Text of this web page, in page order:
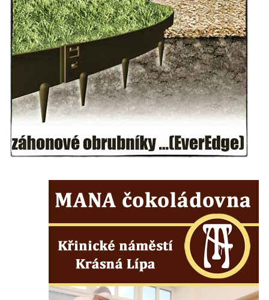
Mikulášovicích
Wäberův kříž v zahradě domu čp. 184 v
Mikulášovicích
Kříž na louce v horních Mikulášovicích
Posteltův kříž naproti domu ev.č. 29 v
Mikulášovicích
Kříž Neubaukreuz u domu čp. 698 v
Mikulášovicích
Kříž manželů Endlerových u továrního
Meyerův kříž východně od Mikulášovic
Kříž u rozcestí k větrnému mlýnu Světlík v
Horním Podluží
Kříž u domu čp. 1016 v Mikulášovicích
Kříž u Borských u domu čp. 859 v